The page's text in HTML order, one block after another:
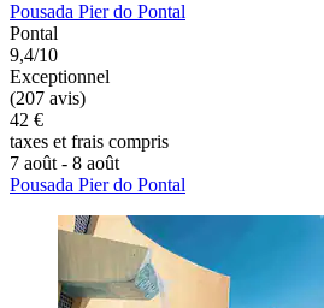
Pousada Pier do Pontal
Pontal
9,4/10
Exceptionnel
(207 avis)
42 €
taxes et frais compris
7 août - 8 août
Pousada Pier do Pontal